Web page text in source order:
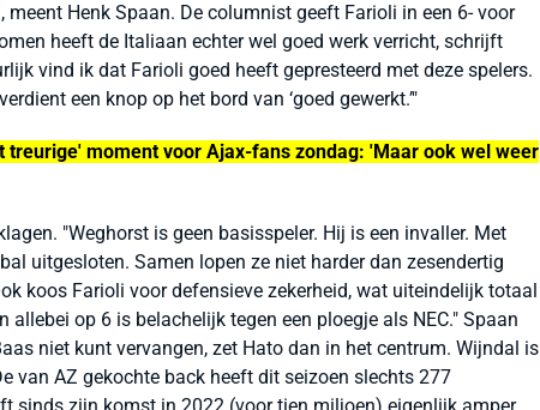
Henk Spaan. De columnist geeft Farioli in een 6- voor
heeft de Italiaan echter wel goed werk verricht, schrijft
vind ik dat Farioli goed heeft gepresteerd met deze spelers.
een knop op het bord van ‘goed gewerkt.’"
treurige' moment voor Ajax-fans zondag: 'Maar ook wel weer
"Weghorst is geen basisspeler. Hij is een invaller. Met
uitgesloten. Samen lopen ze niet harder dan zesendertig
koos Farioli voor defensieve zekerheid, wat uiteindelijk totaal
allebei op 6 is belachelijk tegen een ploegje als NEC." Spaan
niet kunt vervangen, zet Hato dan in het centrum. Wijndal is
van AZ gekochte back heeft dit seizoen slechts 277